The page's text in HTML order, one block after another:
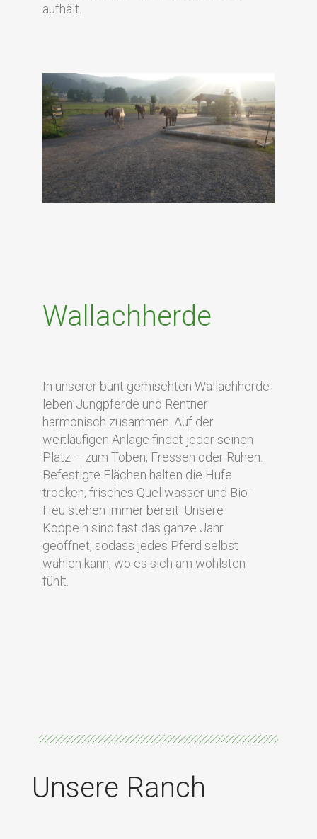
aufhält.
Wallachherde
In unserer bunt gemischten Wallachherde
leben Jungpferde und Rentner
harmonisch zusammen. Auf der
weitläufigen Anlage findet jeder seinen
Platz – zum Toben, Fressen oder Ruhen.
Befestigte Flächen halten die Hufe
trocken, frisches Quellwasser und Bio-
Heu stehen immer bereit. Unsere
Koppeln sind fast das ganze Jahr
geöffnet, sodass jedes Pferd selbst
wählen kann, wo es sich am wohlsten
fühlt.
Unsere Ranch